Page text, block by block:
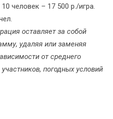
человек – 17 500 р./игра.
оставляет за собой
удаляя или заменяя
от среднего
погодных условий